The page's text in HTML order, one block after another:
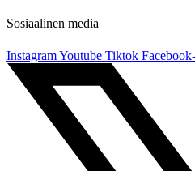
Sosiaalinen media
InstagramYoutube Tiktok